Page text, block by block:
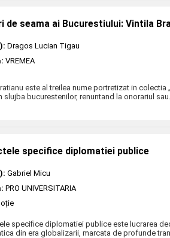
de seama ai Bucurestiului: Vintila
Dragos Lucian Tigau
VREMEA
este al treilea nume portretizat in colectia
slujba bucurestenilor, renuntand la onorariul
specifice diplomatiei publice
Gabriel Micu
PRO UNIVERSITARIA
specifice diplomatiei publice este lucrarea
din era globalizarii, marcata de profunde